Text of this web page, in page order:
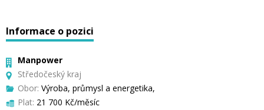
Informace o pozici
Manpower
Středočeský kraj
Obor: Výroba, průmysl a energetika,
Plat: 21 700 Kč/měsíc